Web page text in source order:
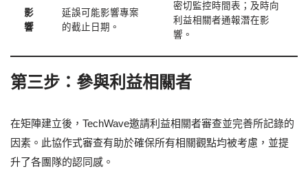
影
響
延誤可能影響專案
的截止日期。
密切監控時間表；及時向
利益相關者通報潛在影
響。
第三步：參與利益相關者
在矩陣建立後，TechWave邀請利益相關者審查並完善所記錄的
因素。此協作式審查有助於確保所有相關觀點均被考慮，並提
升了各團隊的認同感。